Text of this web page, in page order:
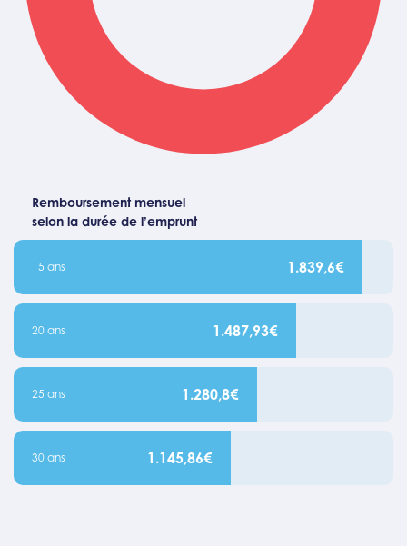
Remboursement mensuel
selon la durée de l’emprunt
15 ans 1.839,6€
20 ans 1.487,93€
25 ans 1.280,8€
30 ans 1.145,86€